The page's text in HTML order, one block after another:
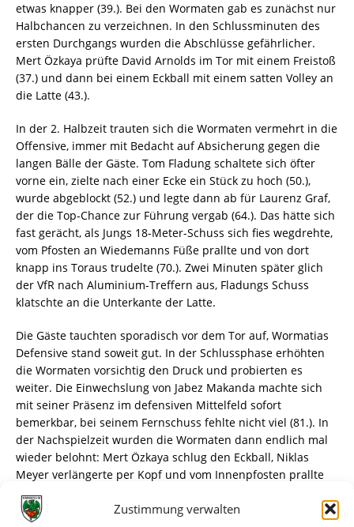
Zustimmung verwalten
etwas knapper (39.). Bei den Wormaten gab es zunächst nur
Halbchancen zu verzeichnen. In den Schlussminuten des
ersten Durchgangs wurden die Abschlüsse gefährlicher.
Mert Özkaya prüfte David Arnolds im Tor mit einem Freistoß
(37.) und dann bei einem Eckball mit einem satten Volley an
die Latte (43.).
In der 2. Halbzeit trauten sich die Wormaten vermehrt in die
Offensive, immer mit Bedacht auf Absicherung gegen die
langen Bälle der Gäste. Tom Fladung schaltete sich öfter
vorne ein, zielte nach einer Ecke ein Stück zu hoch (50.),
wurde abgeblockt (52.) und legte dann ab für Laurenz Graf,
der die Top-Chance zur Führung vergab (64.). Das hätte sich
fast gerächt, als Jungs 18-Meter-Schuss sich fies wegdrehte,
vom Pfosten an Wiedemanns Füße prallte und von dort
knapp ins Toraus trudelte (70.). Zwei Minuten später glich
der VfR nach Aluminium-Treffern aus, Fladungs Schuss
klatschte an die Unterkante der Latte.
Die Gäste tauchten sporadisch vor dem Tor auf, Wormatias
Defensive stand soweit gut. In der Schlussphase erhöhten
die Wormaten vorsichtig den Druck und probierten es
weiter. Die Einwechslung von Jabez Makanda machte sich
mit seiner Präsenz im defensiven Mittelfeld sofort
bemerkbar, bei seinem Fernschuss fehlte nicht viel (81.). In
der Nachspielzeit wurden die Wormaten dann endlich mal
wieder belohnt: Mert Özkaya schlug den Eckball, Niklas
Meyer verlängerte per Kopf und vom Innenpfosten prallte
der Ball zum umjubelten 1:0-Siegtreffer über die Linie
(90.+4).